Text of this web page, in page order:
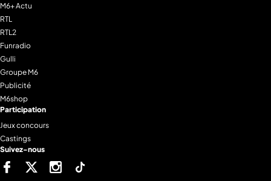
M6+ Actu
RTL
RTL2
Funradio
Gulli
Groupe M6
Publicité
M6shop
Participation
Jeux concours
Castings
Suivez-nous
FacebookTwitter Instagram